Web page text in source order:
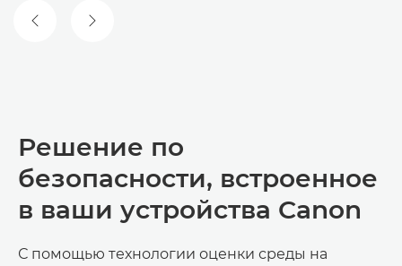
ПРЕДЫДУЩИЙ СЛАЙД
СЛЕДУЮЩИЙ СЛАЙД
Решение по
безопасности, встроенное
в ваши устройства Canon
С помощью технологии оценки среды на